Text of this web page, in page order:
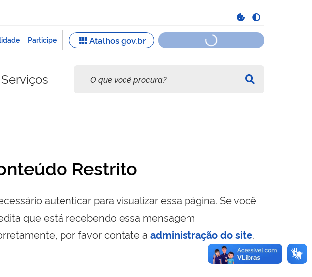
Restrito
autenticar para visualizar essa página. Se você
que está recebendo essa mensagem
por favor contate a administração do site.